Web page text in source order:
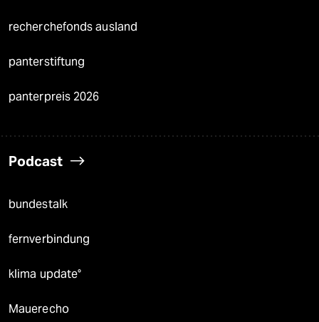
recherchefonds ausland
panterstiftung
panterpreis 2026
Podcast
bundestalk
fernverbindung
klima update°
Mauerecho